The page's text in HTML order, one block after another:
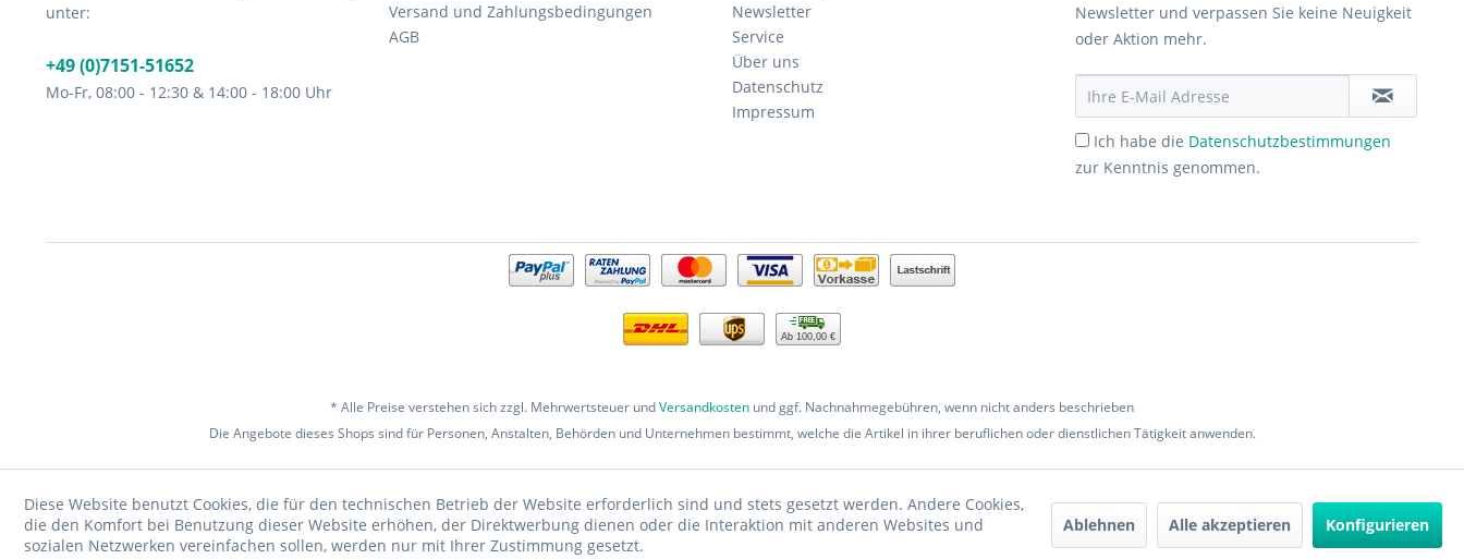
unter:
+49 (0)7151-51652
Mo-Fr, 08:00 - 12:30 & 14:00 - 18:00 Uhr
Versand und Zahlungsbedingungen
AGB
Newsletter
Service
Über uns
Datenschutz
Impressum
Newsletter und verpassen Sie keine Neuigkeit
oder Aktion mehr.
Ich habe die Datenschutzbestimmungen
zur Kenntnis genommen.
Ab 100,00 €
* Alle Preise verstehen sich zzgl. Mehrwertsteuer undVersandkosten und ggf. Nachnahmegebühren, wenn nicht anders beschrieben
Die Angebote dieses Shops sind für Personen, Anstalten, Behörden und Unternehmen bestimmt, welche die Artikel in ihrer beruflichen oder dienstlichen Tätigkeit anwenden.
Diese Website benutzt Cookies, die für den technischen Betrieb der Website erforderlich sind und stets gesetzt werden. Andere Cookies,
die den Komfort bei Benutzung dieser Website erhöhen, der Direktwerbung dienen oder die Interaktion mit anderen Websites und
sozialen Netzwerken vereinfachen sollen, werden nur mit Ihrer Zustimmung gesetzt.
Ablehnen Alle akzeptieren Konfigurieren